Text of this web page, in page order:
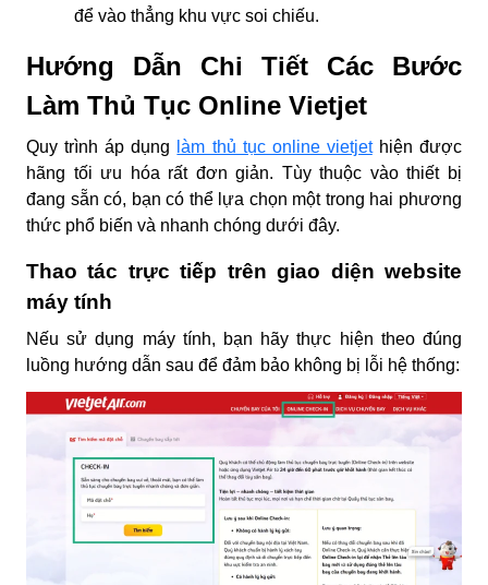
để vào thẳng khu vực soi chiếu.
Hướng Dẫn Chi Tiết Các Bước
Làm Thủ Tục Online Vietjet
Quy trình áp dụng làm thủ tục online vietjethiện được
hãng tối ưu hóa rất đơn giản. Tùy thuộc vào thiết bị
đang sẵn có, bạn có thể lựa chọn một trong hai phương
thức phổ biến và nhanh chóng dưới đây.
Thao tác trực tiếp trên giao diện website
máy tính
Nếu sử dụng máy tính, bạn hãy thực hiện theo đúng
luồng hướng dẫn sau để đảm bảo không bị lỗi hệ thống: